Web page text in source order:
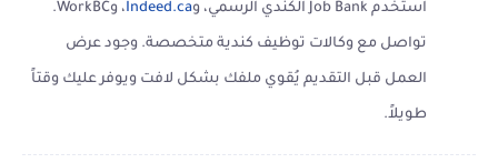
استخدم Job Bank الكندي الرسمي، و Indeed.ca ، وWorkBC.
تواصل مع وكالات توظيف كندية متخصصة. وجود عرض
العمل قبل التقديم يُقوي ملفك بشكل لافت ويوفر عليك وقتاً
طويلاً.